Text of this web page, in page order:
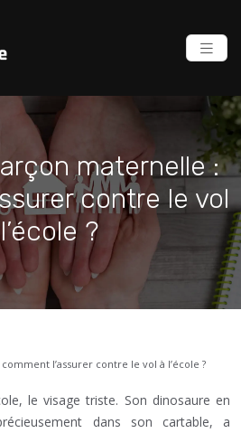
maternelle :
contre le vol
?
l’assurer contre le vol à l’école ?
le visage triste. Son dinosaure en
dans son cartable, a